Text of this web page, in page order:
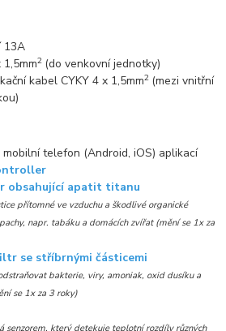
13A
2 (do venkovní jednotky)
kabel CYKY 4 x 1,5mm2 (mezi vnitřní
telefon (Android, iOS) aplikací
obsahující apatit titanu
přítomné ve vzduchu a škodlivé organické
napr. tabáku a domácích zvířat (mění se 1x za
se stříbrnými částicemi
bakterie, viry, amoniak, oxid dusíku a
se 1x za 3 roky)
senzorem, který detekuje teplotní rozdíly různých